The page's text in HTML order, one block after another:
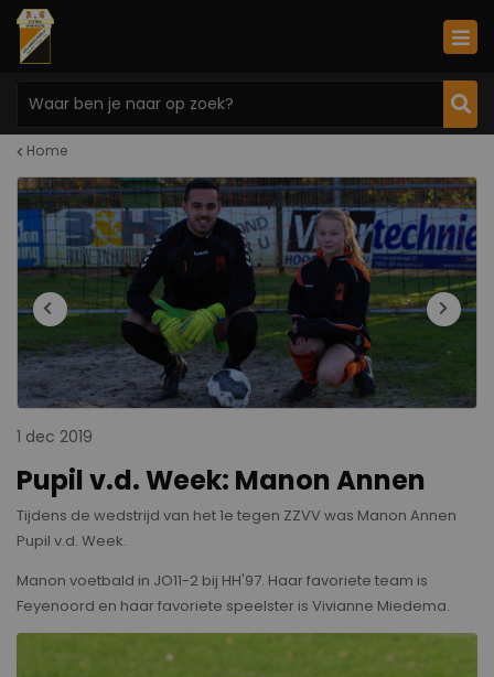
Home
1 dec 2019
Pupil v.d. Week: Manon Annen
Tijdens de wedstrijd van het 1e tegen ZZVV was Manon Annen
Pupil v.d. Week.
Manon voetbald in JO11-2 bij HH'97. Haar favoriete team is
Feyenoord en haar favoriete speelster is Vivianne Miedema.